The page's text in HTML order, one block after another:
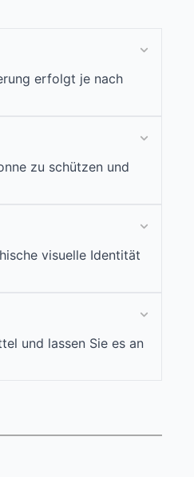
erfolgt je nach
zu schützen und
visuelle Identität
und lassen Sie es an